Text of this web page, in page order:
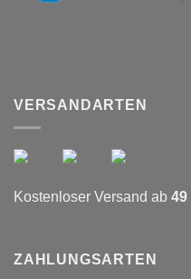
VERSANDARTEN
Kostenloser Versand ab 49
ZAHLUNGSARTEN